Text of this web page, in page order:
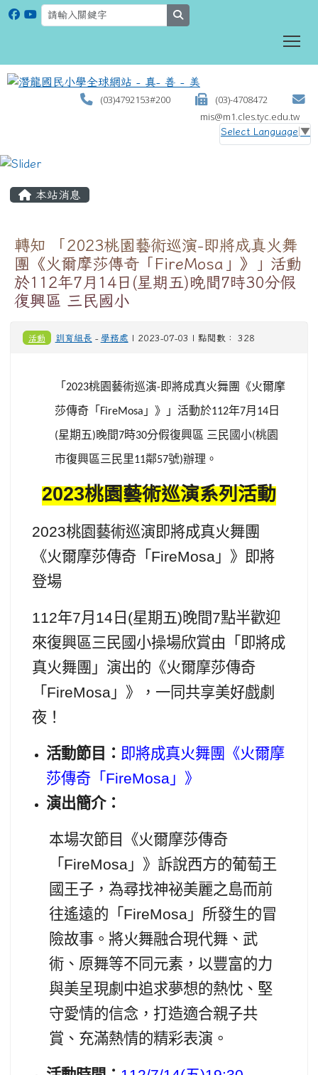
(03)4792153#200
(03)-4708472
mis@m1.cles.tyc.edu.tw
Select Language ▼
本站消息
轉知 「2023桃園藝術巡演-即將成真火舞
團《火爾摩莎傳奇「FireMosa」》」活動
於112年7月14日(星期五)晚間7時30分假
復興區 三民國小
活動 訓育組長 - 學務處 | 2023-07-03 | 點閱數： 328
「 2023桃園藝術巡演-即將成真火舞團《火爾摩
莎傳奇「 FireMosa 」》」活動於112年7月 14 日
(星期五)晚間7時30分假復興區 三民國小(桃園
市復興區三民里11鄰57號)辦理。
2023桃園藝術巡演系列活動
2023桃園藝術巡演即將成真火舞團
《火爾摩莎傳奇「FireMosa」》即將
登場
112年7月14日(星期五)晚間7點半歡迎
來復興區三民國小操場欣賞由「即將成
真火舞團」演出的《火爾摩莎傳奇
「FireMosa」》，一同共享美好戲劇
夜！
活動節目： 即將成真火舞團《火爾摩
莎傳奇「FireMosa」》
演出簡介：
本場次節目《火爾摩莎傳奇
「FireMosa」》訴說西方的葡萄王
國王子，為尋找神祕美麗之島而前
往遙遠的「FireMosa」所發生的冒
險故事。將火舞融合現代舞、武
術、原舞等不同元素，以豐富的力
與美呈現劇中追求夢想的熱忱、堅
守愛情的信念，打造適合親子共
賞、充滿熱情的精彩表演。